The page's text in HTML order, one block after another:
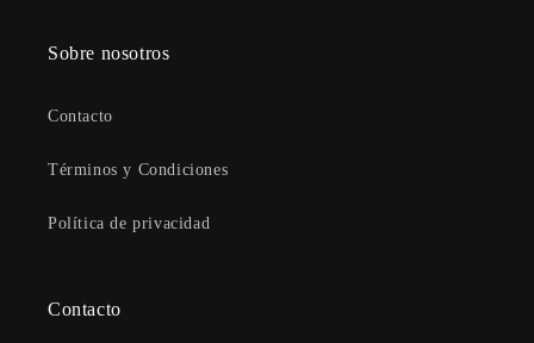
Sobre nosotros
Contacto
Términos y Condiciones
Política de privacidad
Contacto